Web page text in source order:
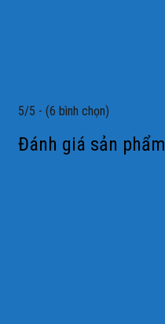
5/5 - (6 bình chọn)
Đánh giá sản phẩm